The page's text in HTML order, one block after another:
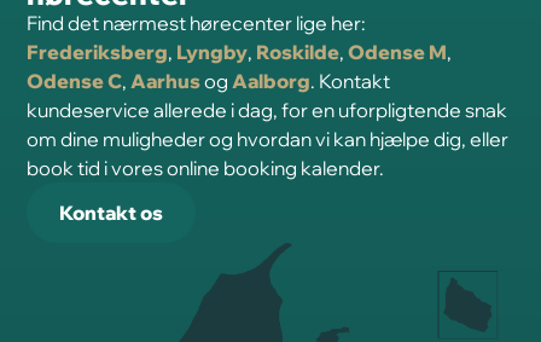
Find det nærmest hørecenter lige her:
Frederiksberg, Lyngby, Roskilde,Odense M,
Odense C, Aarhusog Aalborg. Kontakt
kundeservice allerede i dag, for en uforpligtende snak
om dine muligheder og hvordan vi kan hjælpe dig, eller
book tid i vores online booking kalender.
Kontakt os